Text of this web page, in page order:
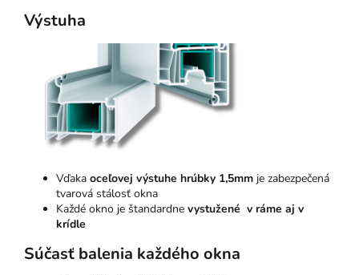
Výstuha
Vďaka oceľovej výstuhe hrúbky 1,5mm je zabezpečená
tvarová stálosť okna
Každé okno je štandardne vystužené v ráme aj v
krídle
Súčasť balenia každého okna